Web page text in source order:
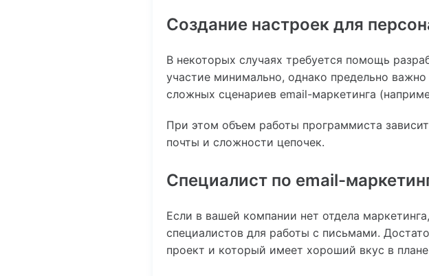
Создание настроек для
В некоторых случаях требуется помощь
участие минимально, однако предельно
сложных сценариев email-маркетинга
При этом объем работы программиста
почты и сложности цепочек.
Специалист по email-
Если в вашей компании нет отдела
специалистов для работы с письмами.
проект и который имеет хороший вкус в плане